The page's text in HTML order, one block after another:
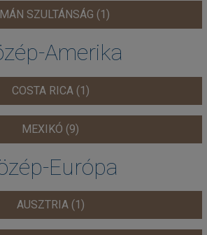
SZULTÁNSÁG (1)
Amerika
COSTA RICA (1)
MEXIKÓ (9)
Európa
AUSZTRIA (1)